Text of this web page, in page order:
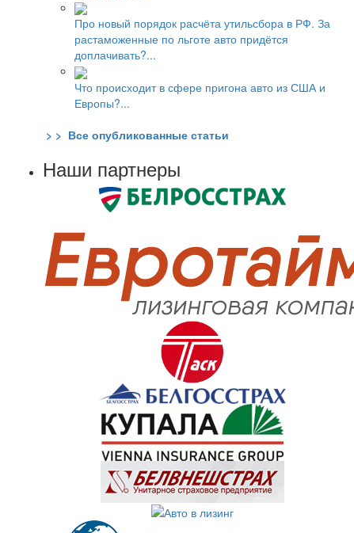
Про новый порядок расчёта утильсбора в РФ. За
растаможенные по льготе авто придётся
доплачивать?...
Что происходит в сфере пригона авто из США и
Европы?...
> > Все опубликованные статьи
Наши партнеры